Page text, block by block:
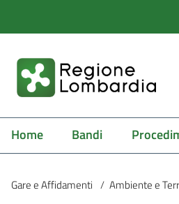
Home Bandi
Gare e Affidamenti / Ambiente e